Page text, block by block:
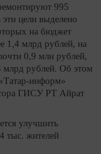
995
цели выделено
на бюджет
1,4 млрд рублей, на
0,9 млн рублей,
млрд рублей. Об этом
информ»
ГИСУ РТ Айрат
улучшить
тыс. жителей